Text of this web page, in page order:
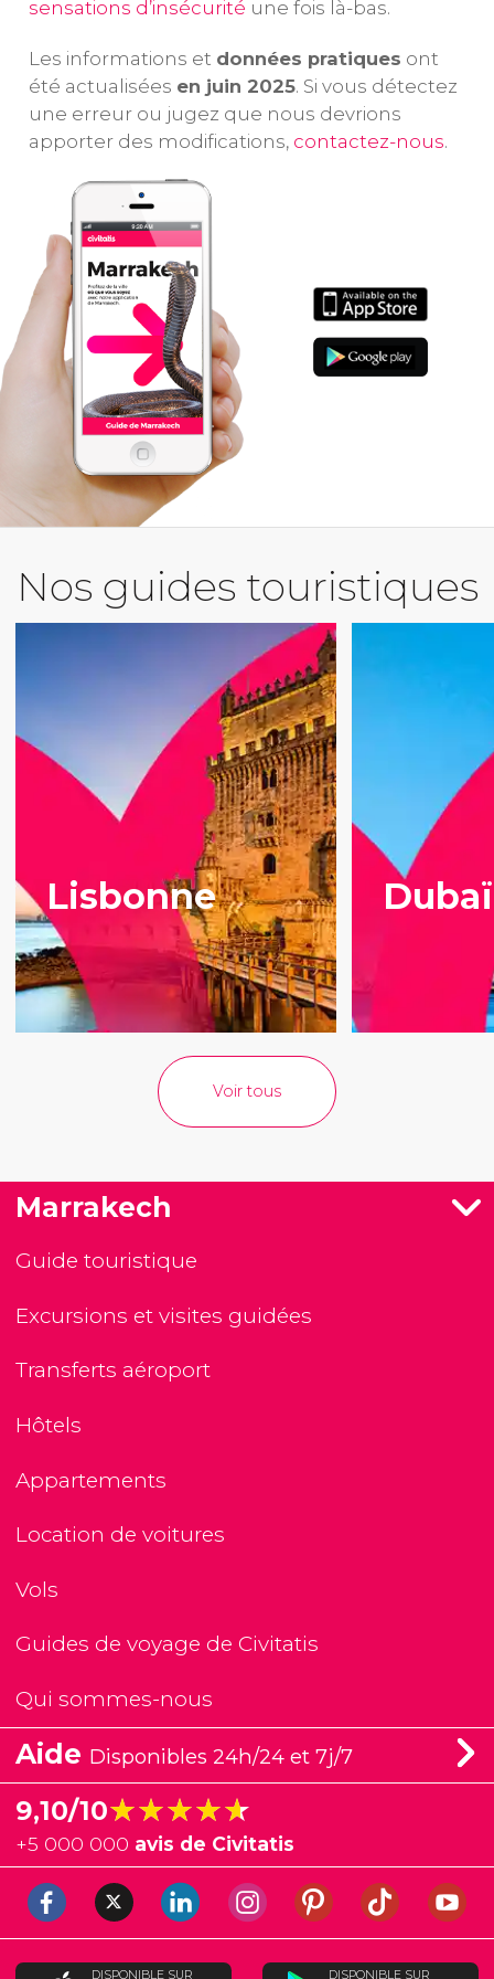
sensations d’insécurité une fois là-bas.
Les informations et données pratiques ont
été actualisées en juin 2025. Si vous détectez
une erreur ou jugez que nous devrions
apporter des modifications,contactez-nous.
Nos guides touristiques
Lisbonne Dubaï
Voir tous
Marrakech
Guide touristique
Excursions et visites guidées
Transferts aéroport
Hôtels
Appartements
Location de voitures
Vols
Guides de voyage de Civitatis
Qui sommes-nous
Aide Disponibles 24h/24 et 7j/7
9,10/10★★★★★
★★★★★
+5 000 000 avis de Civitatis
DISPONIBLE SUR DISPONIBLE SUR